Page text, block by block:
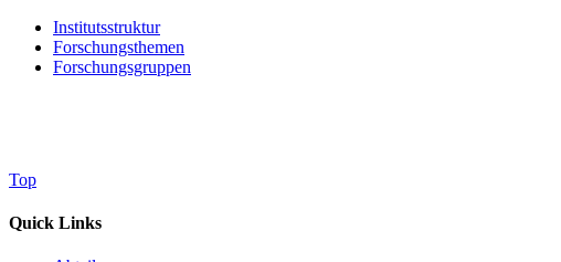
Institutsstruktur
Forschungsthemen
Forschungsgruppen
Top
Quick Links